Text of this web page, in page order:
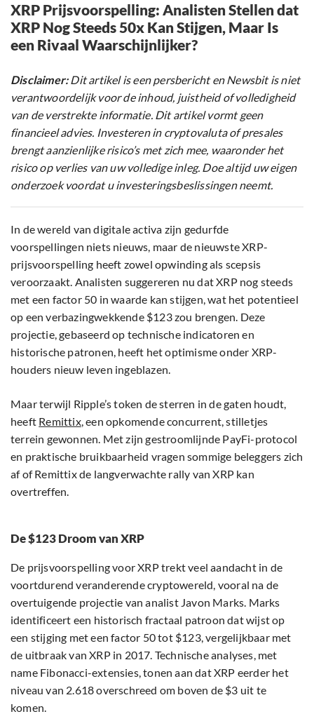
XRP Prijsvoorspelling: Analisten Stellen dat
XRP Nog Steeds 50x Kan Stijgen, Maar Is
een Rivaal Waarschijnlijker?
Disclaimer:Dit artikel is een persbericht en Newsbit is niet
verantwoordelijk voor de inhoud, juistheid of volledigheid
van de verstrekte informatie. Dit artikel vormt geen
financieel advies. Investeren in cryptovaluta of presales
brengt aanzienlijke risico’s met zich mee, waaronder het
risico op verlies van uw volledige inleg. Doe altijd uw eigen
onderzoek voordat u investeringsbeslissingen neemt.
In de wereld van digitale activa zijn gedurfde
voorspellingen niets nieuws, maar de nieuwste XRP-
prijsvoorspelling heeft zowel opwinding als scepsis
veroorzaakt. Analisten suggereren nu dat XRP nog steeds
met een factor 50 in waarde kan stijgen, wat het potentieel
op een verbazingwekkende $123 zou brengen. Deze
projectie, gebaseerd op technische indicatoren en
historische patronen, heeft het optimisme onder XRP-
houders nieuw leven ingeblazen.
Maar terwijl Ripple’s token de sterren in de gaten houdt,
heeft Remittix, een opkomende concurrent, stilletjes
terrein gewonnen. Met zijn gestroomlijnde PayFi-protocol
en praktische bruikbaarheid vragen sommige beleggers zich
af of Remittix de langverwachte rally van XRP kan
overtreffen.
De $123 Droom van XRP
De prijsvoorspelling voor XRP trekt veel aandacht in de
voortdurend veranderende cryptowereld, vooral na de
overtuigende projectie van analist Javon Marks. Marks
identificeert een historisch fractaal patroon dat wijst op
een stijging met een factor 50 tot $123, vergelijkbaar met
de uitbraak van XRP in 2017. Technische analyses, met
name Fibonacci-extensies, tonen aan dat XRP eerder het
niveau van 2.618 overschreed om boven de $3 uit te
komen.